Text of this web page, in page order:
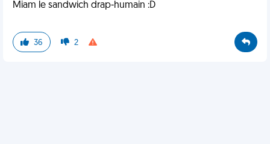
Miam le sandwich drap-humain :D
36 2